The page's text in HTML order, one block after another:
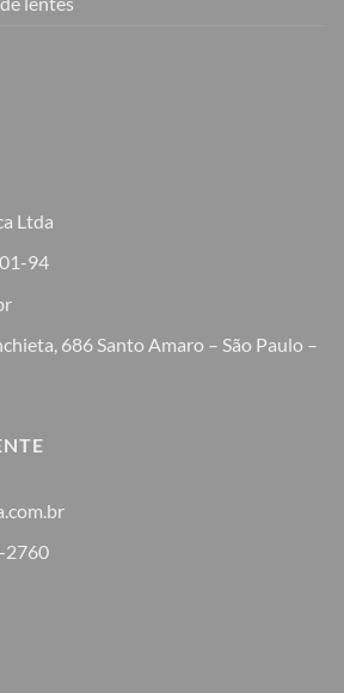
Ltda
94
686 Santo Amaro – São Paulo –
2760